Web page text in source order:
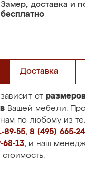
Замер, доставка и
бесплатно
Доставка
от
Вашей мебели.
по любому из
89-55, 8 (495) 665-
68-13, и наш
стоимость.